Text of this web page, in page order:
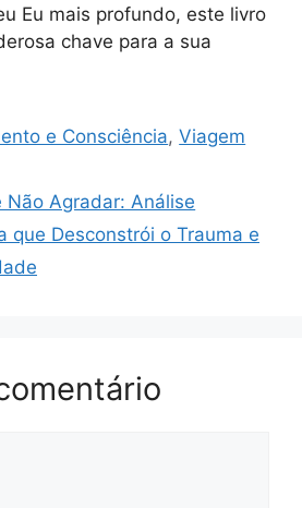
Eu mais profundo, este livro
chave para a sua
e Consciência,Viagem
Não Agradar: Análise
que Desconstrói o Trauma e